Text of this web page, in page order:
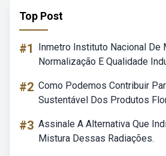
Top Post
#1
Inmetro Instituto Nacional De
Normalização E Qualidade
#2 Como Podemos Contribuir
Sustentável Dos Produtos
#3 Assinale A Alternativa Que
Mistura Dessas Radiações.